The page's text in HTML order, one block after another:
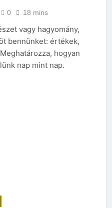
0 18 mins
vagy hagyomány,
bennünket: értékek,
hogyan
nap mint nap.